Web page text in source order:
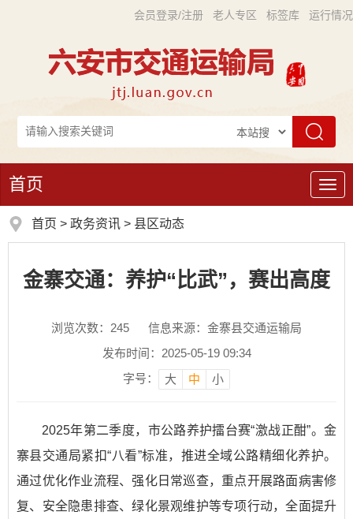
会员登录/注册 老人专区 标签库 运行情况
导
航
首页
首页 > 政务资讯 > 县区动态
金寨交通：养护“比武”，赛出高度
浏览次数： 245
信息来源：金寨县交通运输局
发布时间：2025-05-19 09:34
字号：
大 中 小
2025年第二季度，市公路养护擂台赛“激战正酣”。金
寨县交通局紧扣“八看”标准，推进全域公路精细化养护。
通过优化作业流程、强化日常巡查，重点开展路面病害修
复、安全隐患排查、绿化景观维护等专项行动，全面提升